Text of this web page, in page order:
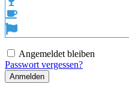
Angemeldet bleiben
Passwort vergessen?
Anmelden